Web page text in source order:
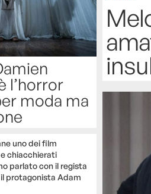
l’horror
moda ma
uno dei film
chiacchierati
parlato con il regista
protagonista Adam